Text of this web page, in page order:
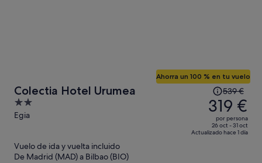
Colectia Hotel Urumea
2
out
Egia
Ahorra un 100 % en tu vuelo
El
precio
era
de
539 €,
539 €
319 €
por persona
26 oct - 31 oct
Actualizado hace 1 día
Vuelo de ida y vuelta incluido
De Madrid (MAD) a Bilbao (BIO)